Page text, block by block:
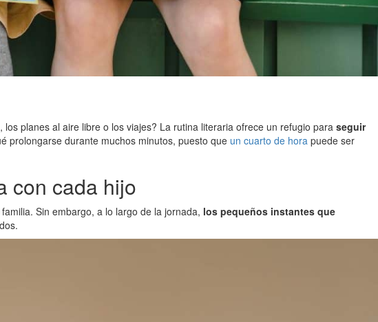
planes al aire libre o los viajes? La rutina literaria ofrece un refugio para seguir
prolongarse durante muchos minutos, puesto que un cuarto de hora puede ser
con cada hijo
Sin embargo, a lo largo de la jornada, los pequeños instantes que